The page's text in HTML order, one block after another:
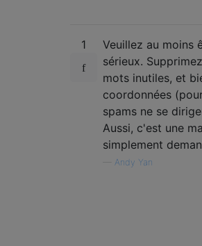
1
Veuillez au moins
sérieux.
mots inutiles, et
coordonnées
spams ne se
Aussi, c'est une
simplement
Andy Yan